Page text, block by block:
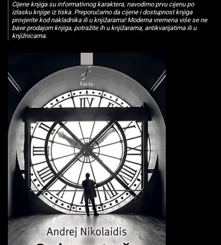
Cijene knjiga su informativnog karaktera, navodimo prvu cijenu po
izlasku knjige iz tiska. Preporučamo da cijene i dostupnost knjiga
provjerite kod nakladnika ili u knjižarama! Moderna vremena više se ne
bave prodajom knjiga, potražite ih u knjižarama, antikvarijatima ili u
knjižnicama.